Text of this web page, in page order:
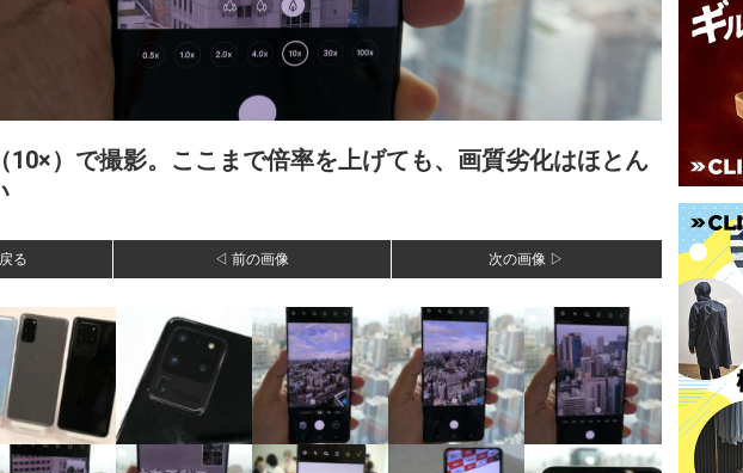
）で撮影。ここまで倍率を上げても、画質劣化はほとん
る ◁ 前の画像 次の画像 ▷